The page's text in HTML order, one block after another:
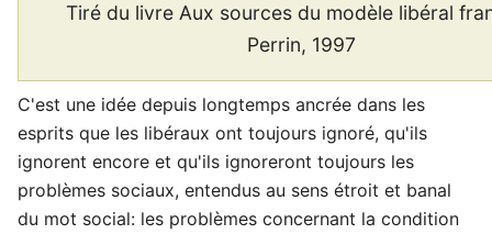
Tiré du livre Aux sources du modèle libéral
Perrin, 1997
C'est une idée depuis longtemps ancrée dans les
esprits que les libéraux ont toujours ignoré, qu'ils
ignorent encore et qu'ils ignoreront toujours les
problèmes sociaux, entendus au sens étroit et banal
du mot social: les problèmes concernant la condition